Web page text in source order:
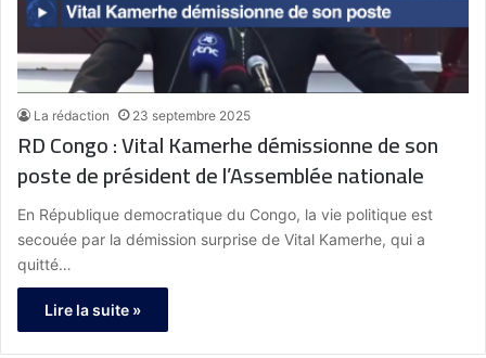
La rédaction 23 septembre 2025
RD Congo : Vital Kamerhe démissionne de son
poste de président de l’Assemblée nationale
En République democratique du Congo, la vie politique est
secouée par la démission surprise de Vital Kamerhe, qui a
quitté…
Lire la suite »